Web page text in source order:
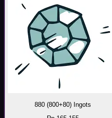
880 (800+80) Ingots